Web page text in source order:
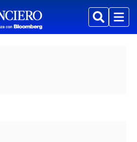
BuscarMenu